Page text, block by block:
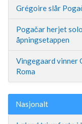
Grégoire slår
Pogačar herjet
åpningsetappen
Vingegaard vinner
Roma
Nasjonalt